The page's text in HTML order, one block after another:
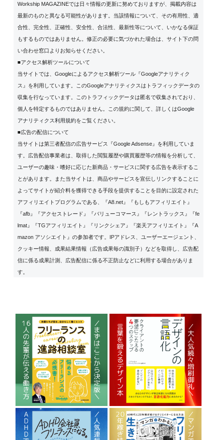
Workship MAGAZINEでは日々情報の更新に努めておりますが、掲載内容は
最新のものと異なる可能性があります。当該情報について、その有用性、適
合性、完全性、正確性、安全性、合法性、最新性等について、いかなる保証
もするものではありません。修正の必要に気づかれた場合は、サイト下の問
い合わせ窓口よりお知らせください。
■アクセス解析ツールについて
当サイトでは、Googleによるアクセス解析ツール『Googleアナリティク
ス』を利用しています。このGoogleアナリティクスはトラフィックデータの
収集を行なっています。このトラフィックデータは匿名で収集されており、
個人を特定するものではありません。この規約に関して、詳しくはGoogle
アナリティクス利用規約をご覧ください。
■広告の配信について
当サイトは第三者配信の広告サービス『Google Adsense』を利用していま
す。広告配信事業者は、取得した閲覧履歴や購買履歴等の情報を分析して、
ユーザーの趣味・嗜好に応じた新商品・サービスに関する広告を表示するこ
とがあります。また当サイトは、商品やサービスを宣伝しリンクすることに
よってサイトが紹介料を獲得できる手段を提供することを目的に設定された
アフィリエイトプログラムである、『A8.net』『もしもアフィリエイト』
『afb』『アクセストレード』『バリューコマース』『レントラックス』『fe
lmat』『TGアフィリエイト』『リンクシェア』『楽天アフィリエイト』『A
mazon アソシエイト』の参加者です。IPアドレス、ユーザーエージェント、
クッキー情報、成果結果情報（広告成果毎の識別子）などを取得し、広告配
信に係る成果計測、広告配信に係る不正防止などに利用する場合がありま
す。